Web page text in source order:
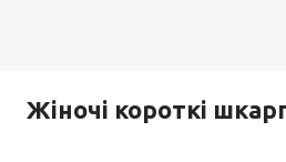
Жіночі короткі